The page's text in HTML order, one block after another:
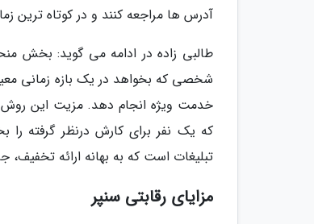
آدرس ها مراجعه کنند و در کوتاه ترین
طالبی زاده در ادامه می گوید: بخش
شخصی که بخواهد در یک بازه زمانی
خدمت ویژه انجام دهد. مزیت این روش
که یک نفر برای کارش درنظر گرفته
تبلیغات است که به بهانه ارائه تخفیف،
مزایای رقابتی سنپر